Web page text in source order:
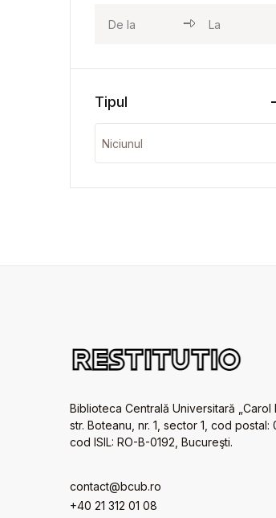
Tipul
Biblioteca Centrală Universitară „Carol
str. Boteanu, nr. 1, sector 1, cod postal:
cod ISIL: RO-B-0192, Bucureşti.
contact@bcub.ro
+40 21 312 01 08